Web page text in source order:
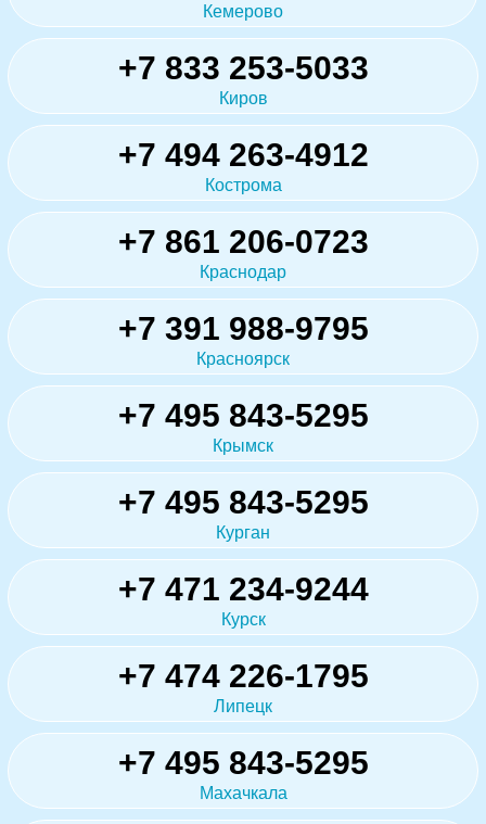
Кемерово
+7 833 253-5033
Киров
+7 494 263-4912
Кострома
+7 861 206-0723
Краснодар
+7 391 988-9795
Красноярск
+7 495 843-5295
Крымск
+7 495 843-5295
Курган
+7 471 234-9244
Курск
+7 474 226-1795
Липецк
+7 495 843-5295
Махачкала